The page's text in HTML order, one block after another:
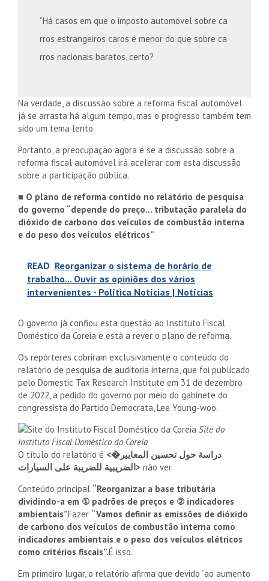
“Há casos em que o imposto automóvel sobre ca
rros estrangeiros caros é menor do que sobre ca
rros nacionais baratos, certo?
Na verdade, a discussão sobre a reforma fiscal automóvel
já se arrasta há algum tempo, mas o progresso também tem
sido um tema lento.
Portanto, a preocupação agora é se a discussão sobre a
reforma fiscal automóvel irá acelerar com esta discussão
sobre a participação pública.
■ O plano de reforma contido no relatório de pesquisa
do governo “depende do preço… tributação paralela do
dióxido de carbono dos veículos de combustão interna
e do peso dos veículos elétricos”
READ Reorganizar o sistema de horário de
trabalho... Ouvir as opiniões dos vários
intervenientes - Política Notícias | Notícias
O governo já confiou esta questão ao Instituto Fiscal
Doméstico da Coreia e está a rever o plano de reforma.
Os repórteres cobriram exclusivamente o conteúdo do
relatório de pesquisa de auditoria interna, que foi publicado
pelo Domestic Tax Research Institute em 31 de dezembro
de 2022, a pedido do governo por meio do gabinete do
congressista do Partido Democrata, Lee Young-woo.
Site do
Instituto Fiscal Doméstico da Coreia
O título do relatório é <�دراسة حول تحسين المعايير
الضريبية للضريبة على السيارات> não ver.
Conteúdo principal “Reorganizar a base tributária
dividindo-a em ① padrões de preços e ② indicadores
ambientais”Fazer “Vamos definir as emissões de dióxido
de carbono dos veículos de combustão interna como
indicadores ambientais e o peso dos veículos elétricos
como critérios fiscais”.É isso.
Em primeiro lugar, o relatório afirma que devido “ao aumento